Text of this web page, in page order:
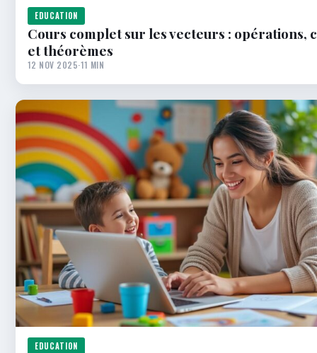
EDUCATION
Cours complet sur les vecteurs : opérations,
et théorèmes
12 NOV 2025·11 MIN
EDUCATION